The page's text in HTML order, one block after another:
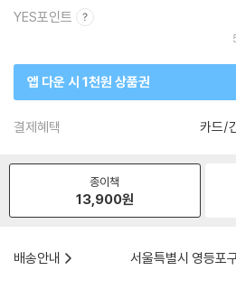
YES포인트
앱 다운 시 1천원 상품권
결제혜택 카드/
종이책
13,900원
배송안내
서울특별시 영등포